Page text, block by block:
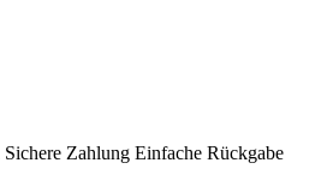
Sichere Zahlung Einfache Rückgabe